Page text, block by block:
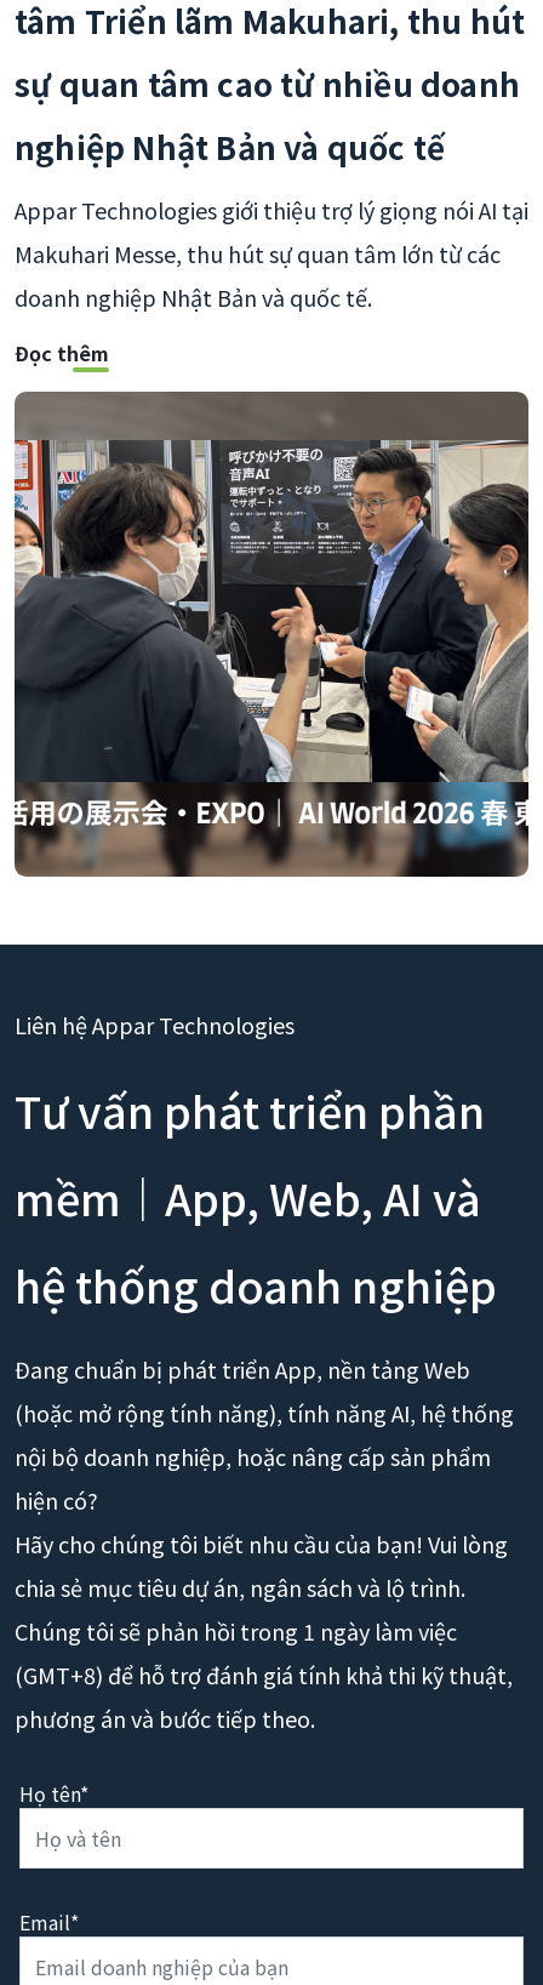
tâm Triển lãm Makuhari, thu hút
sự quan tâm cao từ nhiều doanh
nghiệp Nhật Bản và quốc tế
Appar Technologies giới thiệu trợ lý giọng nói AI tại
Makuhari Messe, thu hút sự quan tâm lớn từ các
doanh nghiệp Nhật Bản và quốc tế.
Đọc thêm
Liên hệ Appar Technologies
Tư vấn phát triển phần
mềm｜App, Web, AI và
hệ thống doanh nghiệp
Đang chuẩn bị phát triển App, nền tảng Web
(hoặc mở rộng tính năng), tính năng AI, hệ thống
nội bộ doanh nghiệp, hoặc nâng cấp sản phẩm
hiện có?
Hãy cho chúng tôi biết nhu cầu của bạn! Vui lòng
chia sẻ mục tiêu dự án, ngân sách và lộ trình.
Chúng tôi sẽ phản hồi trong 1 ngày làm việc
(GMT+8) để hỗ trợ đánh giá tính khả thi kỹ thuật,
phương án và bước tiếp theo.
Họ tên*
Email*